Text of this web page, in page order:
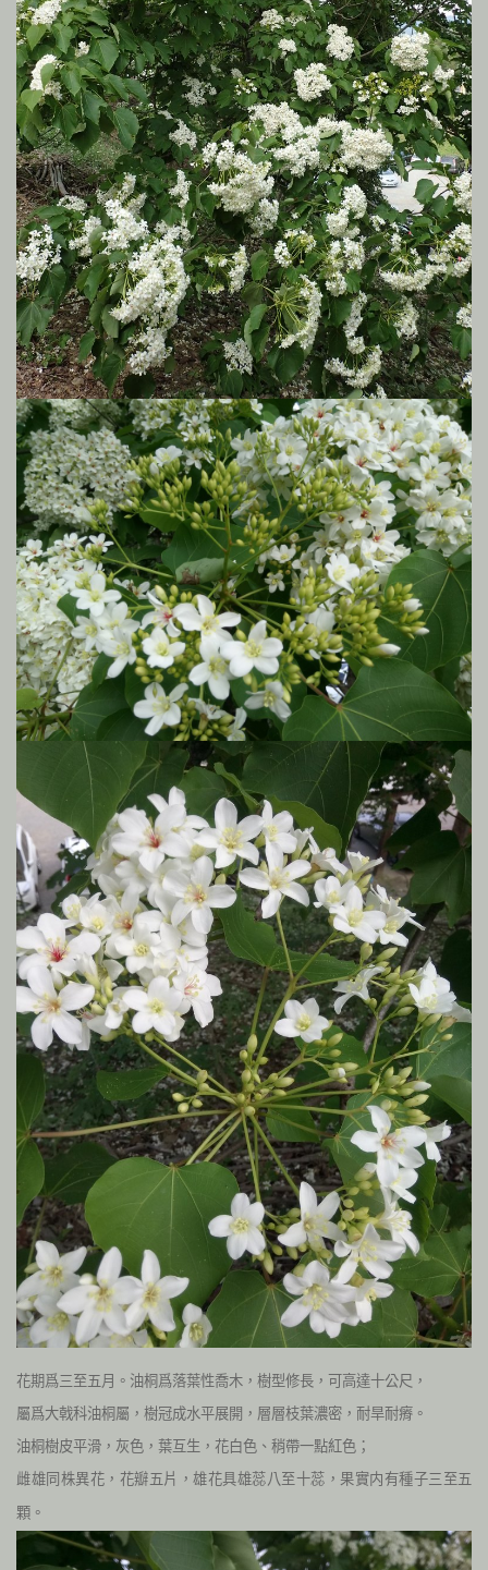
花期爲三至五月。油桐爲落葉性喬木，樹型修長，可高達十公尺，
屬爲大戟科油桐屬，樹冠成水平展開，層層枝葉濃密，耐旱耐瘠。
油桐樹皮平滑，灰色，葉互生，花白色、稍帶一點紅色；
雌雄同株異花，花瓣五片，雄花具雄蕊八至十蕊，果實内有種子三至五
顆。